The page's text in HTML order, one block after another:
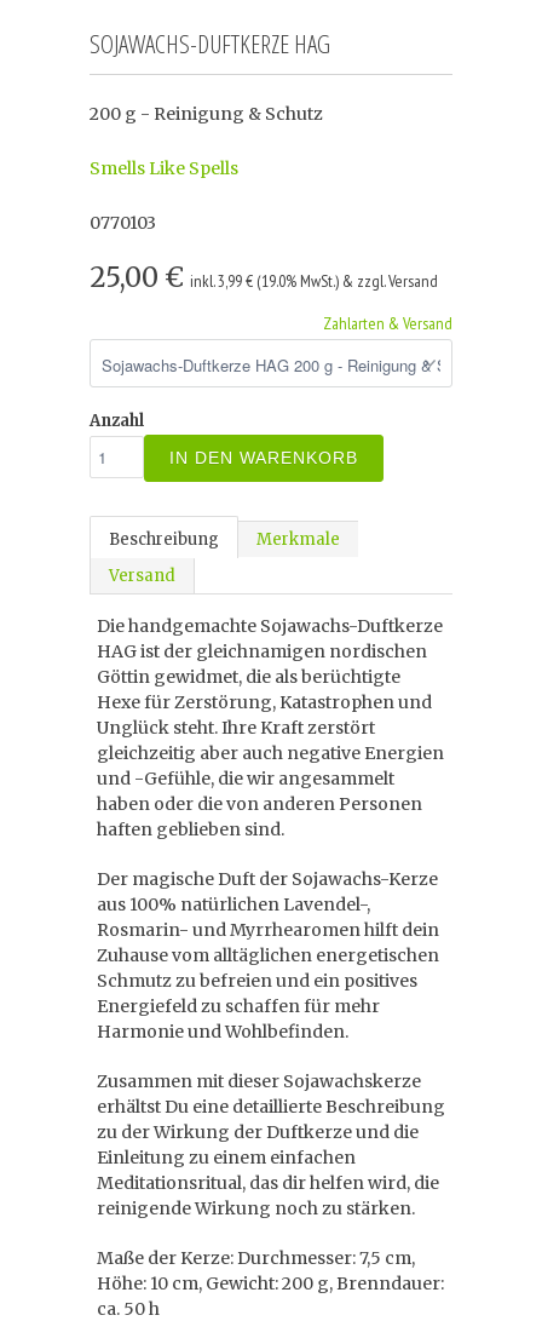
SOJAWACHS-DUFTKERZE HAG
200 g - Reinigung & Schutz
Smells Like Spells
0770103
25,00 € inkl. 3,99 € (19.0% MwSt.) & zzgl. Versand
Zahlarten & Versand
Anzahl
IN DEN WARENKORB
Beschreibung
Merkmale
Versand
Die handgemachte Sojawachs-Duftkerze
HAG ist der gleichnamigen nordischen
Göttin gewidmet, die als berüchtigte
Hexe für Zerstörung, Katastrophen und
Unglück steht. Ihre Kraft zerstört
gleichzeitig aber auch negative Energien
und -Gefühle, die wir angesammelt
haben oder die von anderen Personen
haften geblieben sind.
Der magische Duft der Sojawachs-Kerze
aus 100% natürlichen Lavendel-,
Rosmarin- und Myrrhearomen hilft dein
Zuhause vom alltäglichen energetischen
Schmutz zu befreien und ein positives
Energiefeld zu schaffen für mehr
Harmonie und Wohlbefinden.
Zusammen mit dieser Sojawachskerze
erhältst Du eine detaillierte Beschreibung
zu der Wirkung der Duftkerze und die
Einleitung zu einem einfachen
Meditationsritual, das dir helfen wird, die
reinigende Wirkung noch zu stärken.
Maße der Kerze: Durchmesser: 7,5 cm,
Höhe: 10 cm, Gewicht: 200 g, Brenndauer:
ca. 50 h